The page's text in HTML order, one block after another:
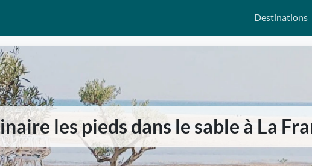
Destinations
les pieds dans le sable à La